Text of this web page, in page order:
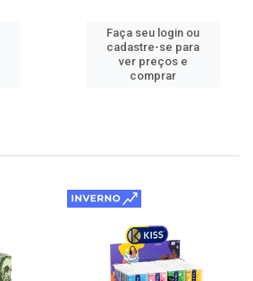
Faça seu login ou
cadastre-se para
ver preços e
comprar